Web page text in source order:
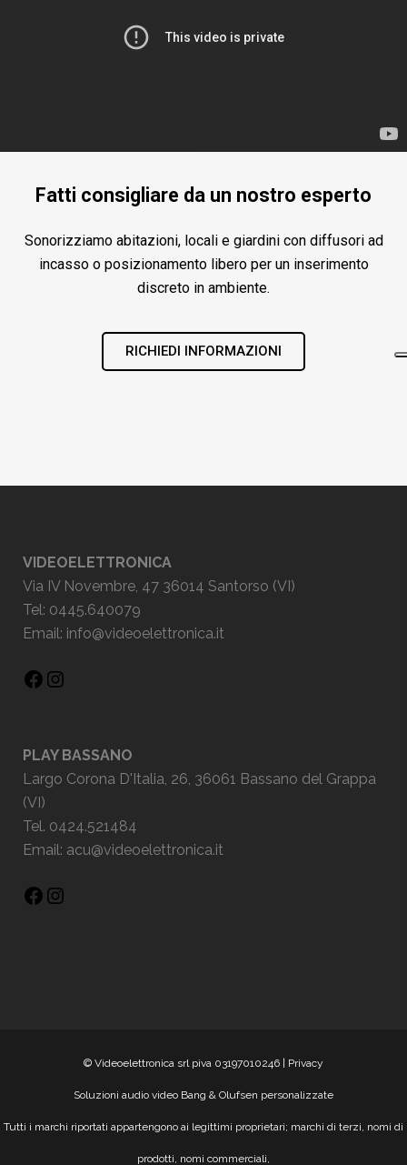
Fatti consigliare da un nostro esperto
Sonorizziamo abitazioni, locali e giardini con diffusori ad
incasso o posizionamento libero per un inserimento
discreto in ambiente.
RICHIEDI INFORMAZIONI
VIDEOELETTRONICA
Via IV Novembre, 47 36014 Santorso (VI)
Tel: 0445.640079
Email: info@videoelettronica.it
PLAY BASSANO
Largo Corona D'Italia, 26, 36061 Bassano del Grappa
(VI)
Tel. 0424.521484
Email: acu@videoelettronica.it
© Videoelettronica srl piva 03197010246 | Privacy
Soluzioni audio video Bang & Olufsen personalizzate
Tutti i marchi riportati appartengono ai legittimi proprietari; marchi di terzi, nomi di
prodotti, nomi commerciali,